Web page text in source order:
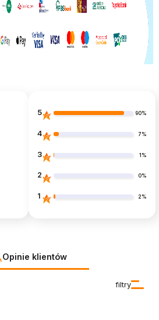
5 90%
4 7%
3 1%
2 0%
1 2%
Opinie klientów
filtry